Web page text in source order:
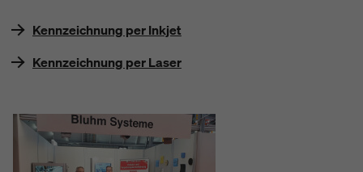
Kennzeichnung per Inkjet
Kennzeichnung per Laser